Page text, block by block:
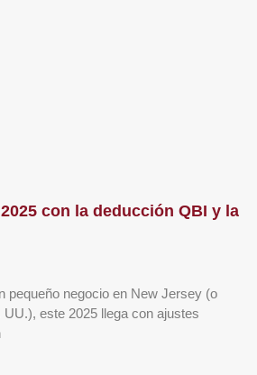
con la deducción QBI y la
pequeño negocio en New Jersey (o
este 2025 llega con ajustes